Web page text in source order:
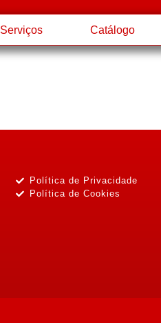
Serviços Catálogo
Política de Privacidade
Política de Cookies